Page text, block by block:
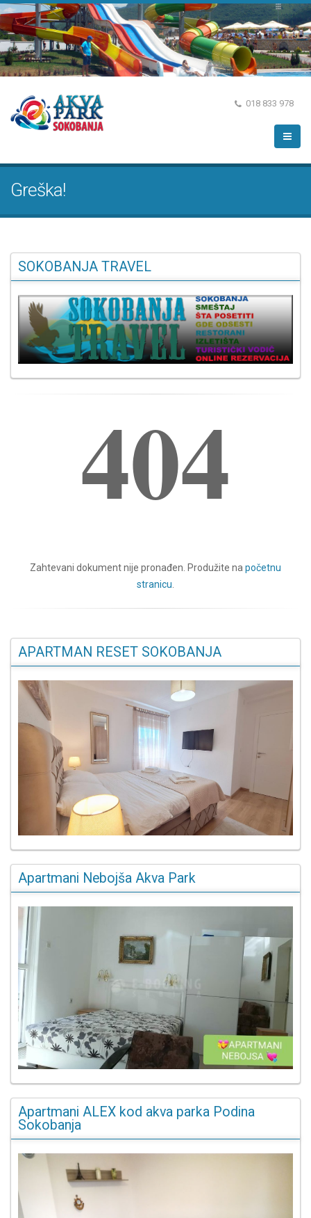
018 833 978
Greška!
SOKOBANJA TRAVEL
404
Zahtevani dokument nije pronađen. Produžite na početnu
stranicu
APARTMAN RESET SOKOBANJA
Apartmani Nebojša Akva Park
Apartmani ALEX kod akva parka Podina
Sokobanja